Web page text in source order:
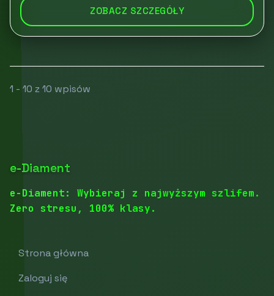
ZOBACZ SZCZEGÓŁY
1 - 10 z 10 wpisów
e-Diament
e-Diament: Wybieraj z najwyższym szlifem.
Zero stresu, 100% klasy.
Strona główna
Zaloguj się